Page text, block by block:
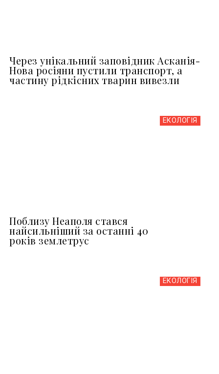
Через унікальний заповідник Асканія-
Нова росіяни пустили транспорт, а
частину рідкісних тварин вивезли
ЕКОЛОГІЯ
Поблизу Неаполя стався
найсильніший за останні 40
років землетрус
ЕКОЛОГІЯ